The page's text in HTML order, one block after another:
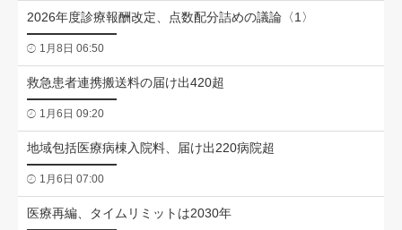
2026年度診療報酬改定、点数配分詰めの議論〈1〉
1月8日 06:50
救急患者連携搬送料の届け出420超
1月6日 09:20
地域包括医療病棟入院料、届け出220病院超
1月6日 07:00
医療再編、タイムリミットは2030年